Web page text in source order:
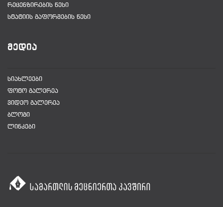
ᲠᲔᲪᲔᲜᲖᲘᲠᲔᲑᲘᲡ ᲬᲔᲡᲘ
ᲡᲢᲐᲢᲘᲘᲡ ᲒᲐᲤᲝᲠᲛᲔᲑᲘᲡ ᲬᲔᲡᲘ
ᲛᲔᲓᲘᲐ
ᲡᲘᲐᲮᲚᲔᲔᲑᲘ
ᲤᲝᲢᲝ ᲒᲐᲚᲔᲠᲔᲐ
ᲕᲘᲓᲔᲝ ᲒᲐᲚᲔᲠᲔᲐ
ᲑᲚᲝᲒᲘ
ᲚᲘᲜᲙᲔᲑᲘ